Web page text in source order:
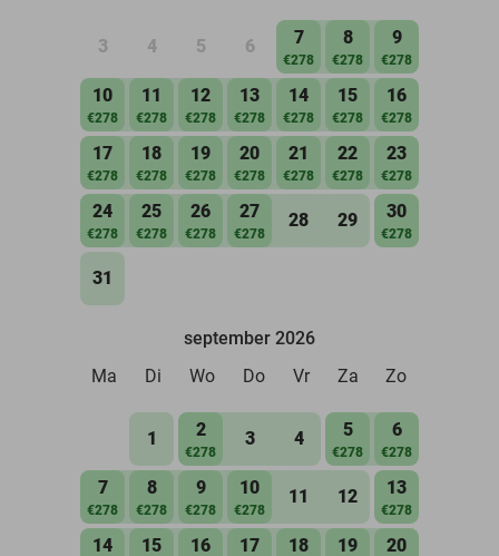
3 4 5 6 7
€278
8
€278
9
€278
10
€278
11
€278
12
€278
13
€278
14
€278
15
€278
16
€278
17
€278
18
€278
19
€278
20
€278
21
€278
22
€278
23
€278
24
€278
25
€278
26
€278
27
€278
28 29 30
€278
31
september 2026
Ma
Di Wo Do Vr Za Zo
1 2
€278
3 4 5
€278
6
€278
7
€278
8
€278
9
€278
10
€278
11 12 13
€278
14 15 16 17 18 19 20